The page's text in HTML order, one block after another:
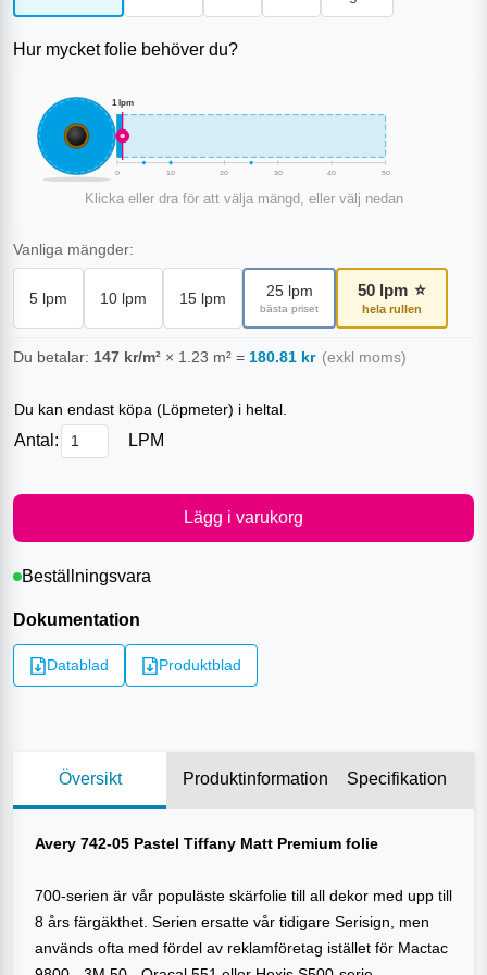
Hur mycket folie behöver du?
1 lpm
0 10 20 30 40 50
Klicka eller dra för att välja mängd, eller välj nedan
Vanliga mängder:
5 lpm 10 lpm 15 lpm 25lpm
bästa priset
50 lpm ⭐
hela rullen
Du betalar: 147 kr/m² × 1.23 m² = 180.81 kr (exkl moms)
Du kan endast köpa (Löpmeter) i heltal.
Antal: LPM
Lägg i varukorg
Beställningsvara
Dokumentation
Datablad Produktblad
Översikt Produktinformation Specifikation
Avery 742-05 Pastel Tiffany Matt Premium folie
700-serien är vår populäste skärfolie till all dekor med upp till
8 års färgäkthet. Serien ersatte vår tidigare Serisign, men
används ofta med fördel av reklamföretag istället för Mactac